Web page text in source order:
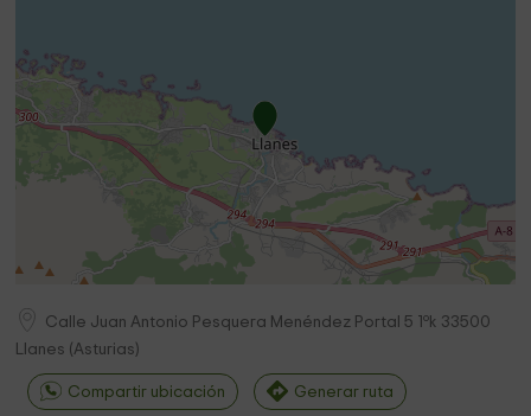
Calle Juan Antonio Pesquera Menéndez Portal 5 1ºk 33500
Llanes (Asturias)
Compartir ubicación Generar ruta